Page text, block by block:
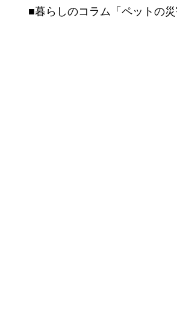
■暮らしのコラム「ペットの災